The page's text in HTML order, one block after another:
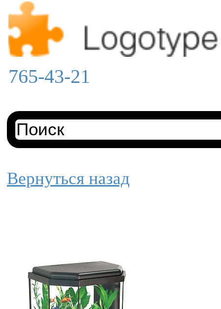
765-43-21
Вернуться назад